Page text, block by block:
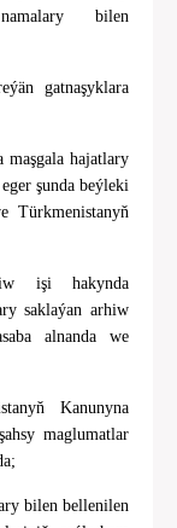
bilen
gatnaşyklara
maşgala hajatlary
şunda beýleki
Türkmenistanyň
işi hakynda
saklaýan arhiw
alnanda we
Kanunyna
maglumatlar
bilen bellenilen